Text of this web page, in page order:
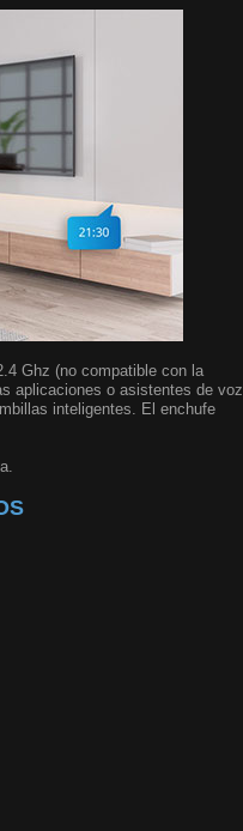
Ghz (no compatible con la
aplicaciones o asistentes de voz
inteligentes. El enchufe